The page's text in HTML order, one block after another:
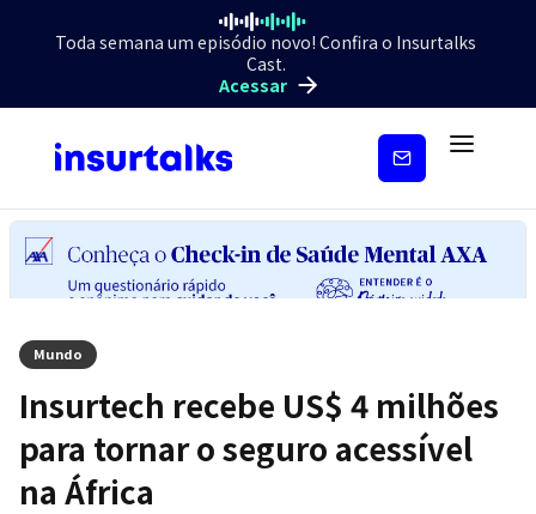
Toda semana um episódio novo! Confira o Insurtalks
Cast.
Acessar
Inscreva-
Mundo
Insurtech recebe US$ 4 milhões
para tornar o seguro acessível
na África